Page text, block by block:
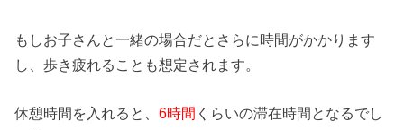
もしお子さんと一緒の場合だとさらに時間がかかります
し、歩き疲れることも想定されます。
休憩時間を入れると、6時間 くらいの滞在時間となるでし